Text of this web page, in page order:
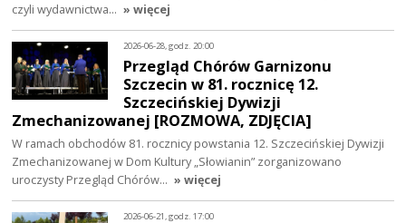
czyli wydawnictwa… » więcej
2026-06-28, godz. 20:00
Przegląd Chórów Garnizonu
Szczecin w 81. rocznicę 12.
Szczecińskiej Dywizji
Zmechanizowanej [ROZMOWA, ZDJĘCIA]
W ramach obchodów 81. rocznicy powstania 12. Szczecińskiej Dywizji
Zmechanizowanej w Dom Kultury „Słowianin” zorganizowano
uroczysty Przegląd Chórów… » więcej
2026-06-21, godz. 17:00